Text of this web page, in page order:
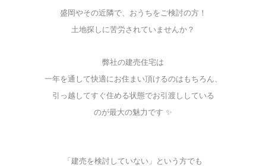
盛岡やその近隣で、おうちをご検討の方！
土地探しに苦労されていませんか？
弊社の建売住宅は
一年を通して快適にお住まい頂けるのはもちろん、
引っ越してすぐ住める状態でお引渡ししている
のが最大の魅力です ✨
「建売を検討していない」という方でも